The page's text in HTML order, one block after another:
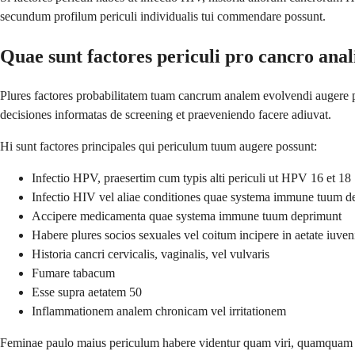
secundum profilum periculi individualis tui commendare possunt.
Quae sunt factores periculi pro cancro
Plures factores probabilitatem tuam cancrum analem evolvendi
decisiones informatas de screening et praeveniendo facere adiuvat.
Hi sunt factores principales qui periculum tuum augere possunt:
Infectio HPV, praesertim cum typis alti periculi ut HPV 16 et 18
Infectio HIV vel aliae conditiones quae systema immune tuum
Accipere medicamenta quae systema immune tuum deprimunt
Habere plures socios sexuales vel coitum incipere in aetate
Historia cancri cervicalis, vaginalis, vel vulvaris
Fumare tabacum
Esse supra aetatem 50
Inflammationem analem chronicam vel irritationem
Feminae paulo maius periculum habere videntur quam viri,